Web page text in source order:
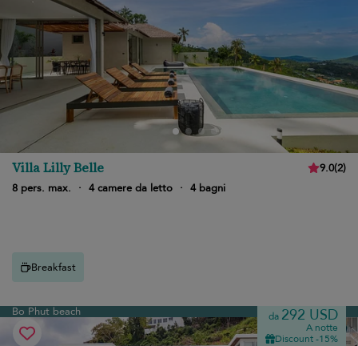
Villa Lilly Belle 9.0(2)
8 pers. max.
· 4 camere da letto · 4 bagni
Breakfast
Bo Phut beach da 292 USD
A notte
Discount -15%